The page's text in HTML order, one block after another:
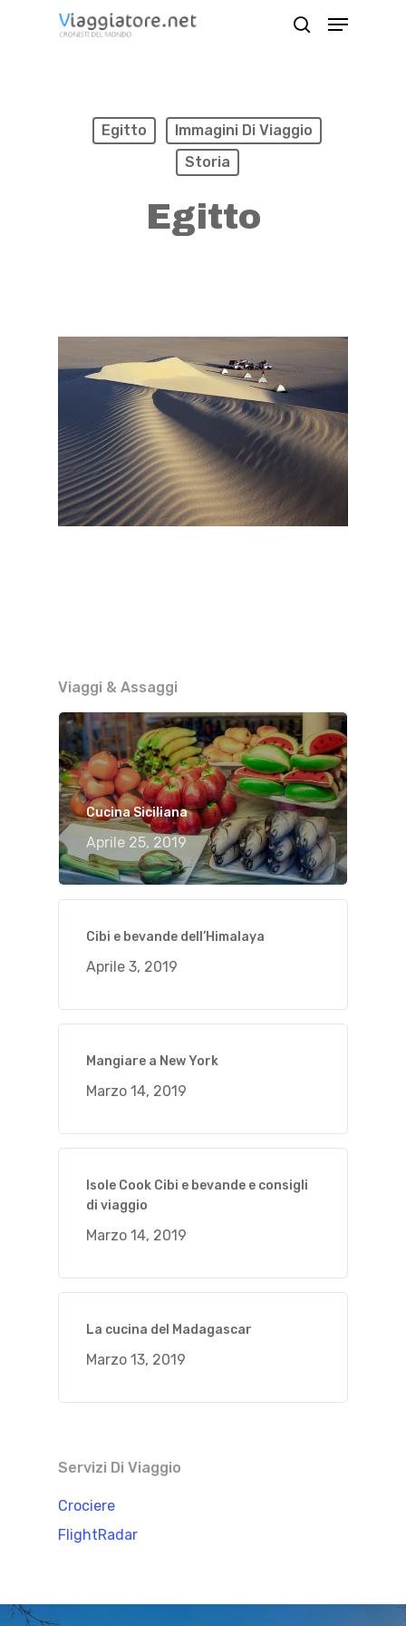
Menu
Egitto
Immagini Di Viaggio
Storia
Egitto
Viaggi & Assaggi
Cucina Siciliana
Aprile 25, 2019
Cibi e bevande dell’Himalaya
Aprile 3, 2019
Mangiare a New York
Marzo 14, 2019
Isole Cook Cibi e bevande e consigli
di viaggio
Marzo 14, 2019
La cucina del Madagascar
Marzo 13, 2019
Servizi Di Viaggio
Crociere
FlightRadar